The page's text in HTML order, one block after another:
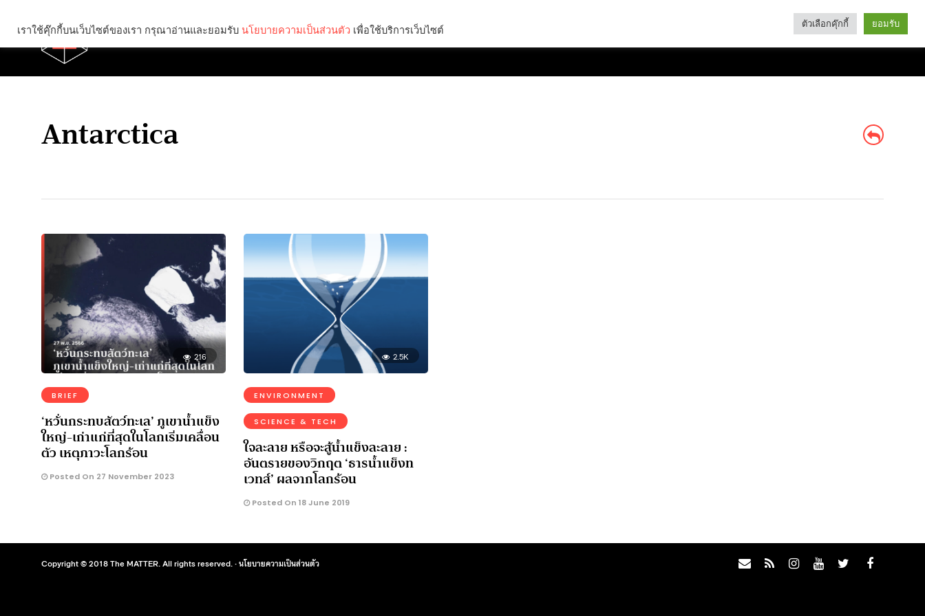
Categories
Antarctica
216
BRIEF
‘หวั่นกระทบสัตว์ทะเล’ ภูเขาน้ําแข็ง
ใหญ่-เก่าแก่ที่สุดในโลกเริ่มเคลื่อน
ตัว เหตุภาวะโลกร้อน
Posted On 27 November 2023
2.5K
ENVIRONMENT
SCIENCE & TECH
ใจละลาย หรือจะสู้น้ำแข็งละลาย :
อันตรายของวิกฤต ‘ธารน้ำแข็งท
เวทส์’ ผลจากโลกร้อน
Posted On 18 June 2019
Copyright © 2018 The MATTER. All rights reserved. ·นโยบายความเป็นส่วนตัว
เราใช้คุ๊กกี้บนเว็บไซต์ของเรา กรุณาอ่านและยอมรับ นโยบายความเป็นส่วนตัว เพื่อใช้บริการเว็บไซต์ ตัวเลือกคุ๊กกี้ ยอมรับ